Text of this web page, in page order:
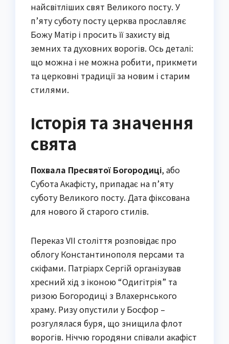
найсвітліших свят Великого посту. У
п’яту суботу посту церква прославляє
Божу Матір і просить її захисту від
земних та духовних ворогів. Ось деталі:
що можна і не можна робити, прикмети
та церковні традиції за новим і старим
стилями.
Історія та значення
свята
Похвала Пресвятої Богородиці, або
Субота Акафісту, припадає на п’яту
суботу Великого посту. Дата фіксована
для нового й старого стилів.
Переказ VII століття розповідає про
облогу Константинополя персами та
скіфами. Патріарх Сергій організував
хресний хід з іконою “Одигітрія” та
ризою Богородиці з Влахернського
храму. Ризу опустили у Босфор –
розгулялася буря, що знищила флот
ворогів. Ніччю городяни співали акафіст